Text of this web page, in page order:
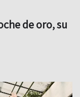
de oro, su